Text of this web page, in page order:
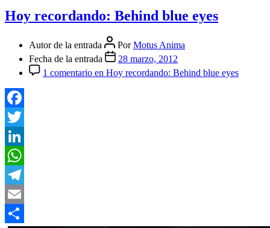
Hoy recordando: Behind blue eyes
Autor de la entrada PorMotus Anima
Fecha de la entrada
28 marzo, 2012
1 comentario en Hoy recordando: Behind blue eyes
Facebook
Twitter
LinkedIn
WhatsApp
Telegram
Email